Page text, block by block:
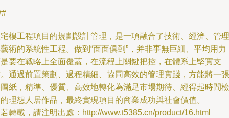
樓工程項目的規劃設計管理，是一項融合了技術、經濟、管理
術的系統性工程。做到“面面俱到”，并非事無巨細、平均用力
要在戰略上全面覆蓋，在流程上關鍵把控，在體系上堅實支
通過前置策劃、過程精細、協同高效的管理實踐，方能將一張
紙，精準、優質、高效地轉化為滿足市場期待、經得起時間檢
理想人居作品，最終實現項目的商業成功與社會價值。
轉載，請注明出處：http://www.t5385.cn/product/16.html